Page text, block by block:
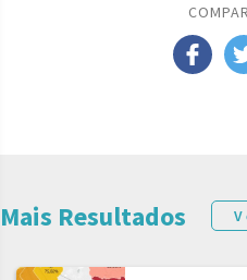
Mais Resultados